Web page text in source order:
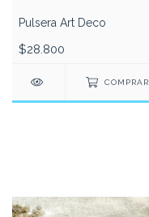
Pulsera Art Deco
$28.800
COMPRAR